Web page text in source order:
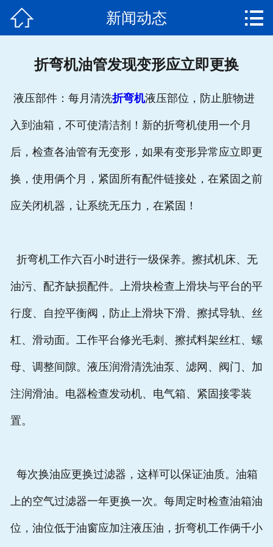
售后服务
 新闻动态 
折弯机油管发现变形应立即更换
液压部件：每月清洗折弯机液压部位，防止脏物进
入到油箱，不可使清洁剂！新的折弯机使用一个月
后，检查各油管有无变形，如果有变形异常应立即更
换，使用俩个月，紧固所有配件链接处，在紧固之前
应关闭机器，让系统无压力，在紧固！
折弯机工作六百小时进行一级保养。擦拭机床、无
油污、配齐缺损配件。上滑块检查上滑块与平台的平
行度、自控平衡阀，防止上滑块下滑、擦拭导轨、丝
杠、滑动面。工作平台修光毛刺、擦拭料架丝杠、螺
母、调整间隙。液压润滑清洗油泵、滤网、阀门、加
注润滑油。电器检查发动机、电气箱、紧固接零装
置。
每次换油应更换过滤器，这样可以保证油质。油箱
上的空气过滤器一年更换一次。每周定时检查油箱油
位，油位低于油窗应加注液压油，折弯机工作俩千小